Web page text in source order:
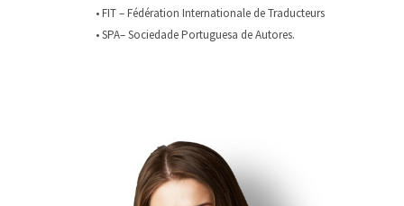
• FIT – Fédération Internationale de Traducteurs
• SPA– Sociedade Portuguesa de Autores.